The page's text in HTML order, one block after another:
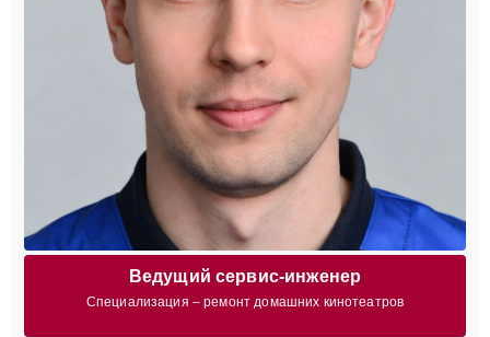
Ведущий сервис-инженер
Специализация – ремонт домашних кинотеатров